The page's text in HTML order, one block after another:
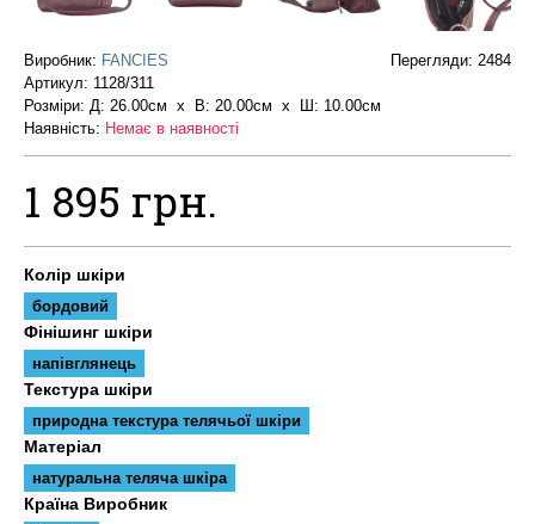
Перегляди: 2484
Виробник: FANCIES
Артикул: 1128/311
Розміри: Д: 26.00см х В: 20.00см x Ш: 10.00см
Наявність: Немає в наявності
1 895 грн.
Колір шкіри
бордовий
Фінішинг шкіри
напівглянець
Текстура шкіри
природна текстура телячьої шкіри
Матеріал
натуральна теляча шкіра
Країна Виробник